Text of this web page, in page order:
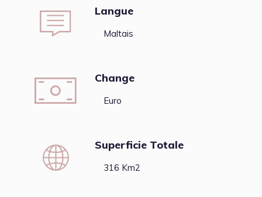
Langue
Maltais
Change
Euro
Superficie Totale
316 Km2